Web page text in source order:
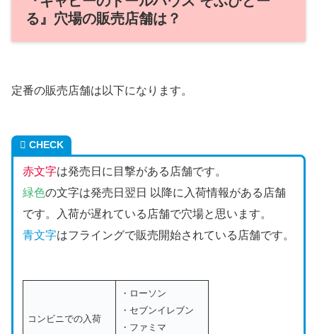
る』穴場の販売店舗は？
定番の販売店舗は以下になります。
CHECK
赤文字は発売日に目撃がある店舗です。
緑色の文字は発売日翌日 以降に入荷情報がある店舗
です。入荷が遅れている店舗で穴場と思います。
青文字はフライングで販売開始されている店舗です。
コンビニでの入荷
・ローソン
・セブンイレブン
・ファミマ